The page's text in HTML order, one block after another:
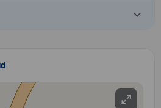
keyboard_arrow_down